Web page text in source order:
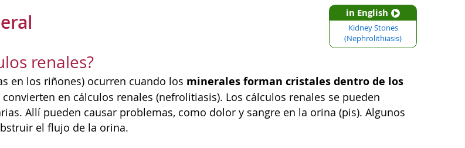
in English
Kidney Stones
(Nephrolithiasis)
renales?
en los riñones) ocurren cuando los minerales forman cristales dentro de los
convierten en cálculos renales (nefrolitiasis). Los cálculos renales se pueden
Allí pueden causar problemas, como dolor y sangre en la orina (pis). Algunos
el flujo de la orina.